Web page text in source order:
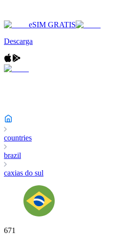
eSIM GRATIS
Descarga
countries
brazil
caxias do sul
671